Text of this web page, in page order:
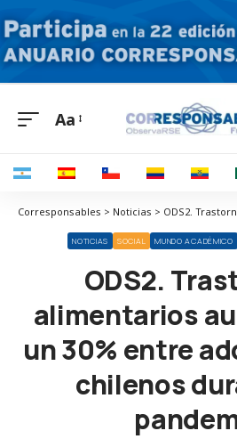
Aa
NOTICIAS SOCIAL MUNDO ACADÉMICO
ODS2.
alimentarios
un 30% entre
chilenos